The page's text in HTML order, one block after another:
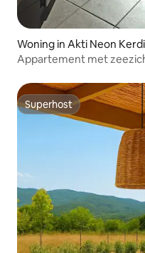
Woning in Akti Neon
Appartement met
Superhost
Superhost